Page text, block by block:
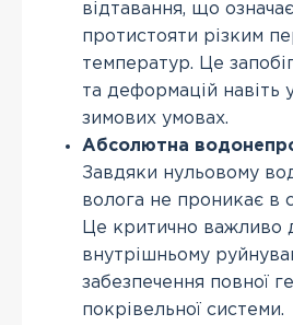
відтавання, що
протистояти різким
температур. Це
та деформацій навіть
зимових умовах.
Абсолютна
Завдяки нульовому
волога не проникає в
Це критично важливо
внутрішньому
забезпечення повної
покрівельної системи.